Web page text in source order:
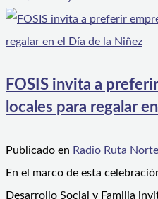
FOSIS invita a
locales para regalar
Publicado en Radio Ruta Norte
En el marco de esta
Desarrollo Social y Familia